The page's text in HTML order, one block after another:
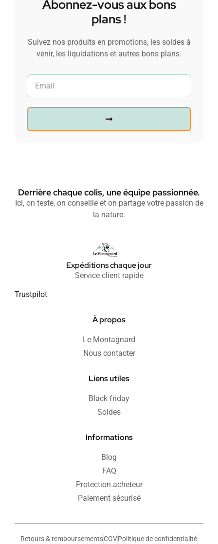
Abonnez-vous aux bons
plans !
Suivez nos produits en promotions, les soldes à
venir, les liquidations et autres bons plans.
Derrière chaque colis, une équipe passionnée.
Ici, on teste, on conseille et on partage votre passion de
la nature.
Expéditions chaque jour
Service client rapide
Trustpilot
À propos
Le Montagnard
Nous contacter
Liens utiles
Black friday
Soldes
Informations
Blog
FAQ
Protection acheteur
Paiement sécurisé
Retours & remboursementsCGVPolitique de confidentialité